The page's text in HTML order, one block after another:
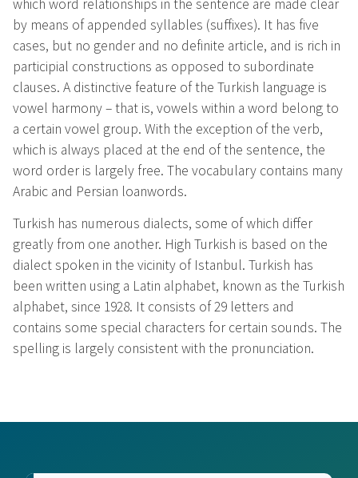
which word relationships in the sentence are made clear
by means of appended syllables (suffixes). It has five
cases, but no gender and no definite article, and is rich in
participial constructions as opposed to subordinate
clauses. A distinctive feature of the Turkish language is
vowel harmony – that is, vowels within a word belong to
a certain vowel group. With the exception of the verb,
which is always placed at the end of the sentence, the
word order is largely free. The vocabulary contains many
Arabic and Persian loanwords.
Turkish has numerous dialects, some of which differ
greatly from one another. High Turkish is based on the
dialect spoken in the vicinity of Istanbul. Turkish has
been written using a Latin alphabet, known as the Turkish
alphabet, since 1928. It consists of 29 letters and
contains some special characters for certain sounds. The
spelling is largely consistent with the pronunciation.